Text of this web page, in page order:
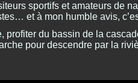
sportifs et amateurs de
et à mon humble avis,
profiter du bassin de la
pour descendre par la